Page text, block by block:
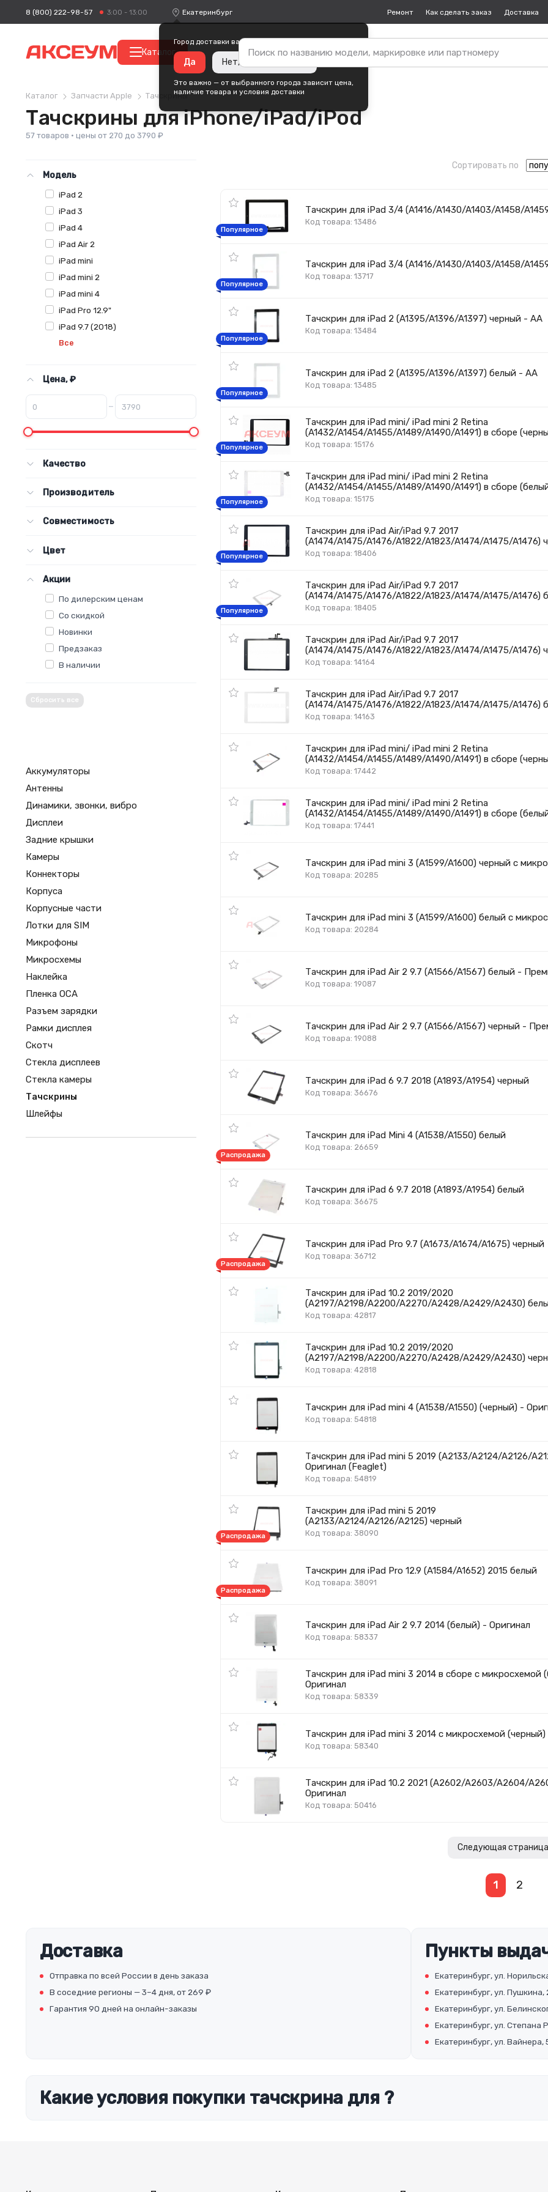
8 (800) 222-98-57 3:00 - 13:00 Екатеринбург
Город доставки ваших покупок —
Да Нет, изменить город
Это важно — от выбранного города зависит цена,
наличие товара и условия доставки
Ремонт Как сделать заказ Доставка
Каталог
Каталог Запчасти Apple Тачскрины
Тачскрины для iPhone/iPad/iPod
57 товаров · цены от 270 до 3790 ₽
Модель
iPad 2
iPad 3
iPad 4
iPad Air 2
iPad mini
iPad mini 2
iPad mini 4
iPad Pro 12.9"
iPad 9.7 (2018)
Все
Цена, ₽
–
Качество
Производитель
Совместимость
Цвет
Акции
По дилерским ценам
Со скидкой
Новинки
Предзаказ
В наличии
Сбросить все
Аккумуляторы
Антенны
Динамики, звонки, вибро
Дисплеи
Задние крышки
Камеры
Коннекторы
Корпуса
Корпусные части
Лотки для SIM
Микрофоны
Микросхемы
Наклейка
Пленка OCA
Разъем зарядки
Рамки дисплея
Скотч
Стекла дисплеев
Стекла камеры
Тачскрины
Шлейфы
Сортировать по
Тачскрин для iPad 3/4 (A1416/A1430/A1403/A1458/
Код товара: 13486
Популярное
Тачскрин для iPad 3/4 (A1416/A1430/A1403/A1458/
Код товара: 13717
Популярное
Тачскрин для iPad 2 (A1395/A1396/A1397) черный - AA
Код товара: 13484
Популярное
Тачскрин для iPad 2 (A1395/A1396/A1397) белый - AA
Код товара: 13485
Популярное
Тачскрин для iPad mini/ iPad mini 2 Retina
(A1432/A1454/A1455/A1489/A1490/A1491) в сборе
Код товара: 15176
Популярное
Тачскрин для iPad mini/ iPad mini 2 Retina
(A1432/A1454/A1455/A1489/A1490/A1491) в сборе
Код товара: 15175
Популярное
Тачскрин для iPad Air/iPad 9.7 2017
(A1474/A1475/A1476/A1822/A1823/A1474/A1475/A1476)
Код товара: 18406
Популярное
Тачскрин для iPad Air/iPad 9.7 2017
(A1474/A1475/A1476/A1822/A1823/A1474/A1475/A1476)
Код товара: 18405
Популярное
Тачскрин для iPad Air/iPad 9.7 2017
(A1474/A1475/A1476/A1822/A1823/A1474/A1475/
Код товара: 14164
Тачскрин для iPad Air/iPad 9.7 2017
(A1474/A1475/A1476/A1822/A1823/A1474/A1475/
Код товара: 14163
Тачскрин для iPad mini/ iPad mini 2 Retina
(A1432/A1454/A1455/A1489/A1490/A1491) в сборе
Код товара: 17442
Тачскрин для iPad mini/ iPad mini 2 Retina
(A1432/A1454/A1455/A1489/A1490/A1491) в сборе
Код товара: 17441
Тачскрин для iPad mini 3 (A1599/A1600) черный с
Код товара: 20285
Тачскрин для iPad mini 3 (A1599/A1600) белый с
Код товара: 20284
Тачскрин для iPad Air 2 9.7 (A1566/A1567) белый -
Код товара: 19087
Тачскрин для iPad Air 2 9.7 (A1566/A1567) черный -
Код товара: 19088
Тачскрин для iPad 6 9.7 2018 (A1893/A1954) черный
Код товара: 36676
Тачскрин для iPad Mini 4 (A1538/A1550) белый
Код товара: 26659
Распродажа
Тачскрин для iPad 6 9.7 2018 (A1893/A1954) белый
Код товара: 36675
Тачскрин для iPad Pro 9.7 (A1673/A1674/A1675) черный
Код товара: 36712
Распродажа
Тачскрин для iPad 10.2 2019/2020
(A2197/A2198/A2200/A2270/A2428/A2429/A2430)
Код товара: 42817
Тачскрин для iPad 10.2 2019/2020
(A2197/A2198/A2200/A2270/A2428/A2429/A2430)
Код товара: 42818
Тачскрин для iPad mini 4 (A1538/A1550) (черный) -
Код товара: 54818
Тачскрин для iPad mini 5 2019 (A2133/A2124/A2126/
Оригинал (Feaglet)
Код товара: 54819
Тачскрин для iPad mini 5 2019
(A2133/A2124/A2126/A2125) черный
Код товара: 38090
Распродажа
Тачскрин для iPad Pro 12.9 (A1584/A1652) 2015 белый
Код товара: 38091
Распродажа
Тачскрин для iPad Air 2 9.7 2014 (белый) - Оригинал
Код товара: 58337
Тачскрин для iPad mini 3 2014 в сборе с микросхемой
Оригинал
Код товара: 58339
Тачскрин для iPad mini 3 2014 с микросхемой
Код товара: 58340
Тачскрин для iPad 10.2 2021 (A2602/A2603/A2604/
Оригинал
Код товара: 50416
Следующая
1 2
Доставка
Отправка по всей России в день заказа
В соседние регионы — 3–4 дня, от 269 ₽
Гарантия 90 дней на онлайн-заказы
Пункты
Екатеринбург, ул.
Екатеринбург, ул. Пушкина,
Екатеринбург, ул.
Екатеринбург, ул. Степана
Екатеринбург, ул. Вайнера,
Какие условия покупки тачскрина для ?